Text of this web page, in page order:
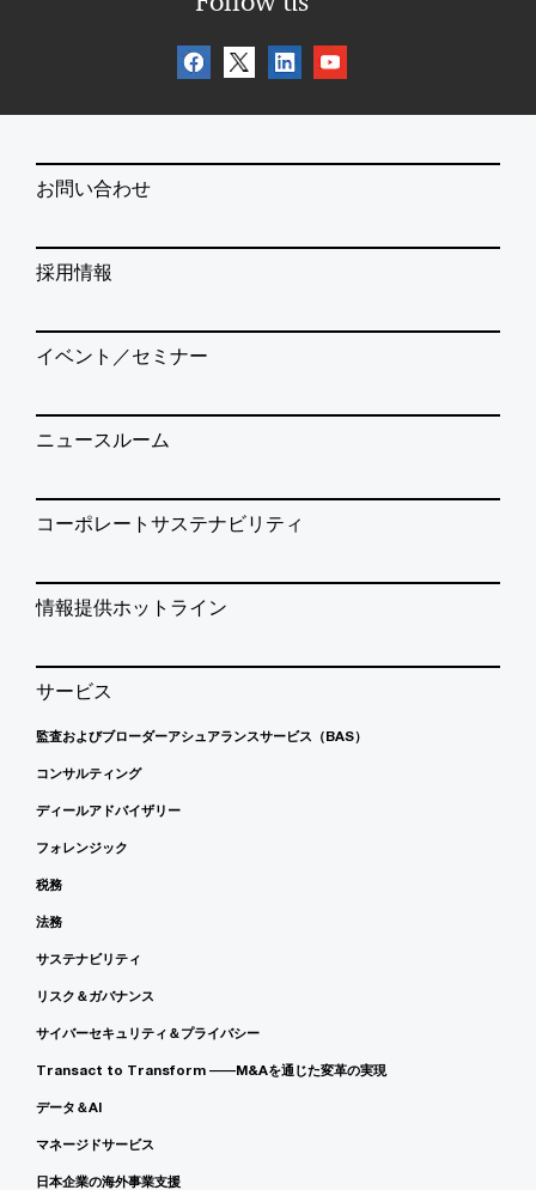
お問い合わせ
採用情報
イベント／セミナー
ニュースルーム
コーポレートサステナビリティ
情報提供ホットライン
サービス
監査およびブローダーアシュアランスサービス（BAS）
コンサルティング
ディールアドバイザリー
フォレンジック
税務
法務
サステナビリティ
リスク＆ガバナンス
サイバーセキュリティ＆プライバシー
Transact to Transform ――M&Aを通じた変革の実現
データ＆AI
マネージドサービス
日本企業の海外事業支援